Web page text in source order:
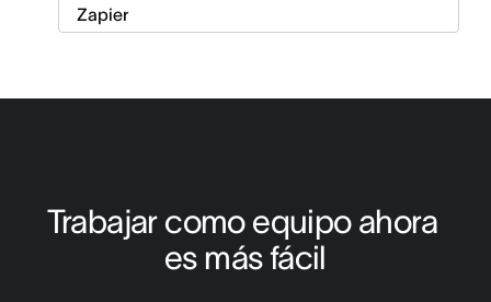
Trabajar como equipo ahora
es más fácil